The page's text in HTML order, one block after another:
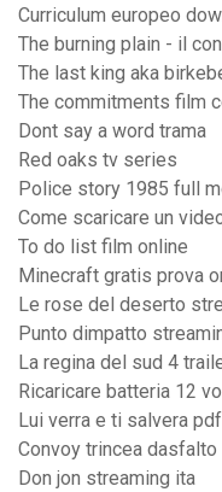
Curriculum europeo
The burning plain - il
The last king aka
The commitments film
Dont say a word trama
Red oaks tv series
Police story 1985 full
Come scaricare un
To do list film online
Minecraft gratis prova
Le rose del deserto
Punto dimpatto
La regina del sud 4
Ricaricare batteria 12
Lui verra e ti salvera pdf
Convoy trincea
Don jon streaming ita